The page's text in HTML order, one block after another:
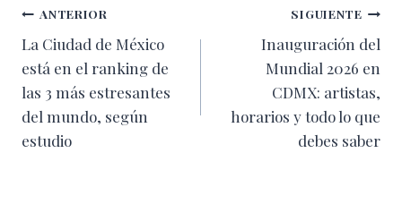
Navegación
de
entradas
ANTERIOR
La Ciudad de México
está en el ranking de
las 3 más estresantes
del mundo, según
estudio
SIGUIENTE
Inauguración del
Mundial 2026 en
CDMX: artistas,
horarios y todo lo que
debes saber